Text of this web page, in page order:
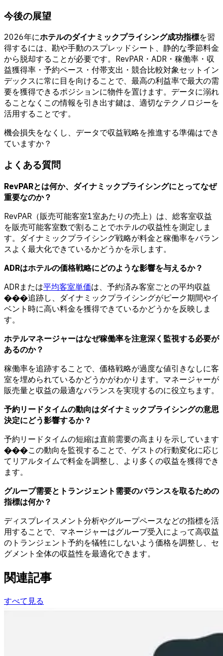
今後の展望
2026年にホテルのダイナミックプライシング成功指標を習
得するには、勘や手動のスプレッドシート、静的な季節料金
から脱却することが必要です。RevPAR・ADR・稼働率・収
益獲得率・予約ペース・付帯支出・競合比較対象セットイン
デックスに常に目を向けることで、最高の利益率で最大の需
要を獲得できるポジションに物件を置けます。データに溺れ
ることなくこの情報を引き出す鍵は、適切なテクノロジーを
活用することです。
機会損失をなくし、データで収益戦略を推進する準備はでき
ていますか？
よくある質問
RevPARとは何か、ダイナミックプライシングにとってなぜ
重要なのか？
RevPAR（販売可能客室1室あたりの売上）は、総客室収益
を販売可能客室数で割ることでホテルの収益性を測定しま
す。ダイナミックプライシング戦略が料金と稼働率をバラン
スよく最大化できているかどうかを示します。
ADRはホテルの価格戦略にどのような影響を与えるか？
ADRまたは平均客室単価は、予約済み客室ごとの平均収益
���追跡し、ダイナミックプライシングがピーク期間やイ
ベント時に高い料金を獲得できているかどうかを反映しま
す。
ホテルマネージャーはなぜ稼働率を注意深く監視する必要が
あるのか？
稼働率を追跡することで、価格戦略が過度な値引きなしに客
室を埋められているかどうかがわかります。マネージャーが
販売量と収益の最適なバランスを実現するのに役立ちます。
予約リードタイムの動向はダイナミックプライシングの意思
決定にどう影響するか？
予約リードタイムの短縮は直前需要の高まりを示しています
���この動向を監視することで、ゲストの行動変化に応じ
てリアルタイムで料金を調整し、より多くの収益を獲得でき
ます。
グループ需要とトランジェント需要のバランスを取るための
指標は何か？
ディスプレイスメント分析やグループペースなどの指標を活
用することで、マネージャーはグループ受入によって高収益
のトランジェント予約を犠牲にしないよう価格を調整し、セ
グメント全体の収益性を最適化できます。
関連記事
すべて見る